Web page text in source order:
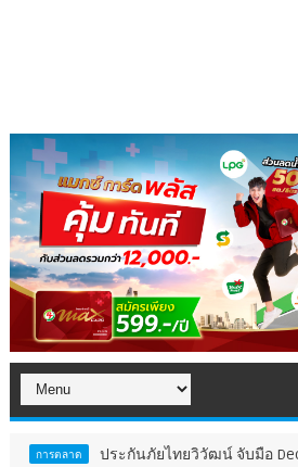
ประกันภัยไทยวิวัฒน์ จับมือ Decathlon เติ